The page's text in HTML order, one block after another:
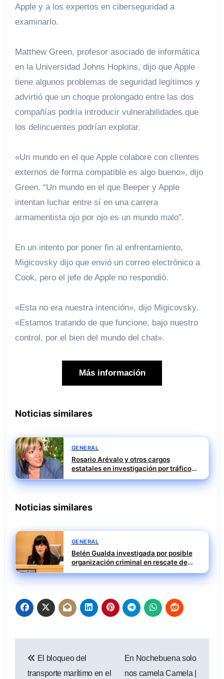
Apple y a los expertos en ciberseguridad a
examinarlo.
Matthew Green, profesor asociado de informática
en la Universidad Johns Hopkins, dijo que Apple
tiene algunos problemas de seguridad legítimos y
advirtió que un choque prolongado entre las dos
compañías podría introducir vulnerabilidades que
los delincuentes podrían explotar.
«Un mundo en el que Apple colabore con clientes
externos de forma compatible es algo bueno», dijo
Green. “Un mundo en el que Beeper y Apple
intentan luchar entre sí en una carrera
armamentista ojo por ojo es un mundo malo”.
En un intento por poner fin al enfrentamiento,
Migicovsky dijo que envió un correo electrónico a
Cook, pero el jefe de Apple no respondió.
«Esta no era nuestra intención», dijo Migicovsky.
«Estamos tratando de que funcione, bajo nuestro
control, por el bien del mundo del chat».
Más información
Noticias similares
GENERAL
Rosario Arévalo y otros cargos
estatales en investigación por tráfico
de influencias
Noticias similares
GENERAL
Belén Gualda investigada por posible
organización criminal en rescate de
Tubos Reunidos
de
El bloqueo del
transporte marítimo en el
En Nochebuena solo
nos camela Camela |